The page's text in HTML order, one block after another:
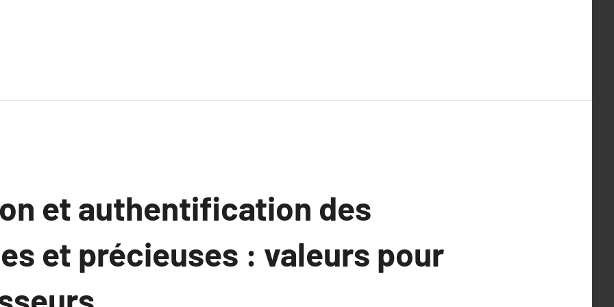
et authentification des
et précieuses : valeurs pour